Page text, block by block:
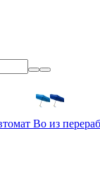
Bo из